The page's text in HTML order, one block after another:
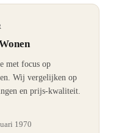
met focus op
Wij vergelijken op
en prijs-kwaliteit.
1970